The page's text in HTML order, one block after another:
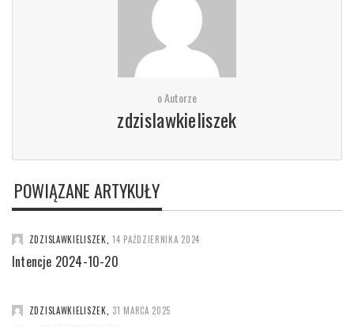
o Autorze
zdzislawkieliszek
POWIĄZANE ARTYKUŁY
ZDZISLAWKIELISZEK 14 PAŹDZIERNIKA 2024
Intencje 2024-10-20
ZDZISLAWKIELISZEK 31 MARCA 2025